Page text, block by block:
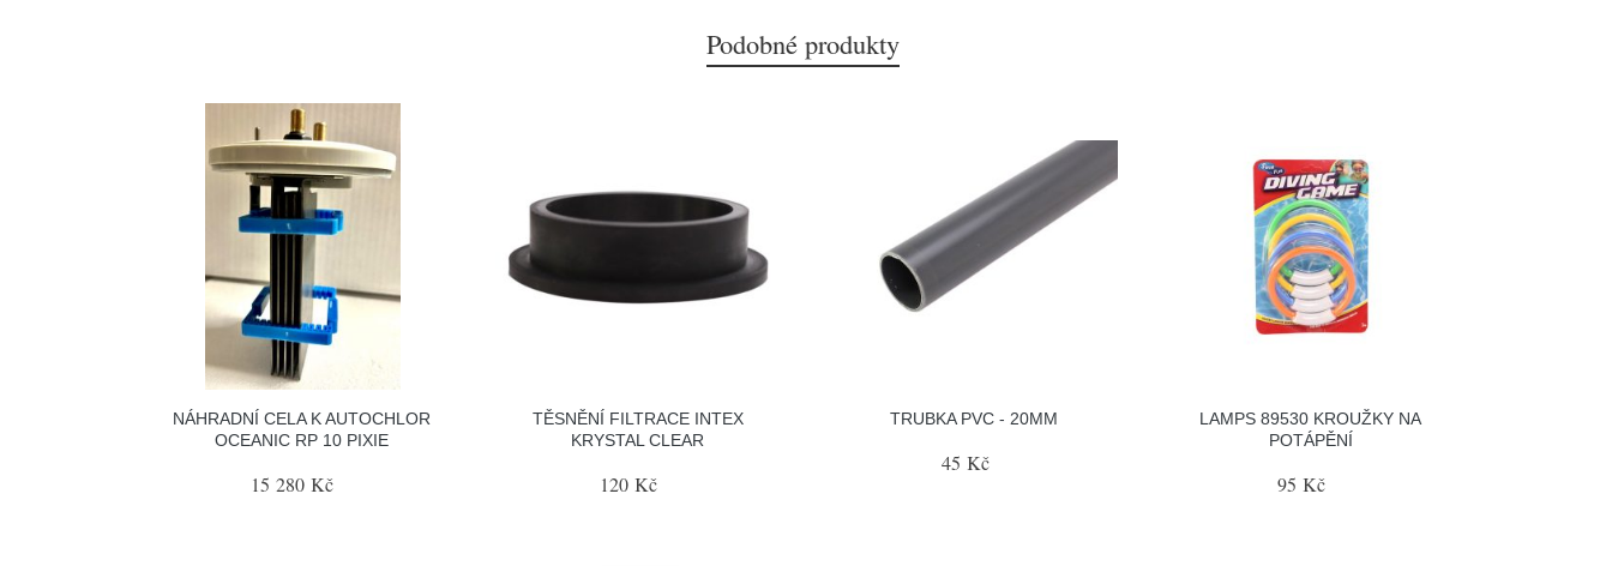
Podobné produkty
NÁHRADNÍ CELA K AUTOCHLOR
OCEANIC RP 10 PIXIE
15 280 Kč
TĚSNĚNÍ FILTRACE INTEX
KRYSTAL CLEAR
120 Kč
TRUBKA PVC - 20MM
45 Kč
LAMPS 89530 KROUŽKY NA
POTÁPĚNÍ
95 Kč